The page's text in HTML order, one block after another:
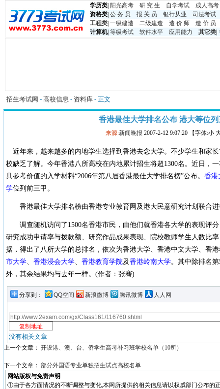
学历类 阳光高考 研 究 生 自学考试
成人高考
资格类 公 务 员 报 关 员 银行从业
司法考试
工程类 一级建造 二级建造 造 价 师
造 价 员
计算机| 等级考试 软件水平 应用能力 其它类
招生考试网 - 高校信息 - 资料库 - 正文
香港最佳大学排名公布 港大等位
来源:新闻晚报 2007-2-12 9:07:20 【字体:小
近年来，越来越多的内地学生选择到香港去念大学。不少学生和家
校缺乏了解。今年香港八所高校在内地累计招生将超1300名。近日，
具参考价值的入学材料“2006年第八届香港最佳大学排名榜”公布。 香港
学位列前三甲。
香港最佳大学排名榜由香港专业教育网及港大民意研究计划联合进
调查随机访问了1500名香港市民，由他们就香港各大学的表现评分
研究成功申请率与拨款额、研究作品成果表现、院校教师学生人数比
据，得出了八所大学的总排名，依次为香港大学、香港中文大学、香
市大学、 香港浸会大学、 香港教育学院及香港岭南大学。其中除排名
外，其余结果均与去年一样。(作者：张骞)
分享到： QQ空间 新浪微博 腾讯微博 人人网
没有相关文章
上一个文章： 开设港、澳、台、侨学生高考补习班学校名单（10所）
下一个文章： 部分外国语专业单独招生试点高校名单
网站版权与免责声明
①由于各方面情况的不断调整与变化,本网所提供的相关信息请以权威部门公布的